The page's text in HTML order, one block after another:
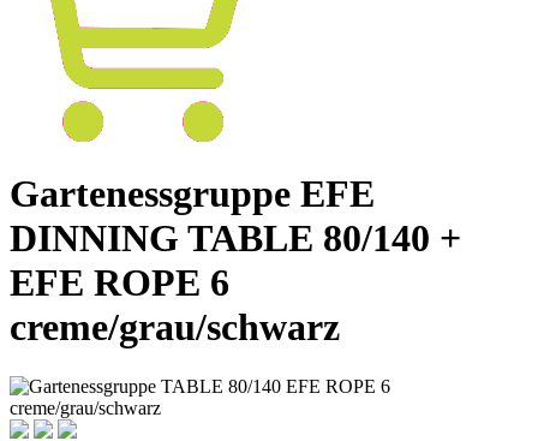
Gartenessgruppe EFE
DINNING TABLE 80/140 +
EFE ROPE 6
creme/grau/schwarz